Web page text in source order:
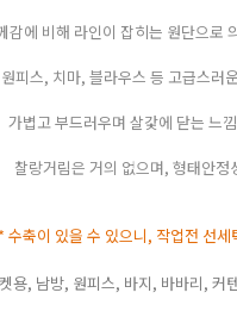
감에 비해 라인이 잡히는 원단으로
원피스, 치마, 블라우스 등 고급스러
가볍고 부드러우며 살갗에 닫는 느
찰랑거림은 거의 없으며, 형태안정
수축이 있을 수 있으니, 작업전 선
용, 남방, 원피스, 바지, 바바리, 커